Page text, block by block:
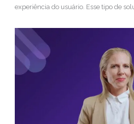
experiência do usuário. Esse tipo de